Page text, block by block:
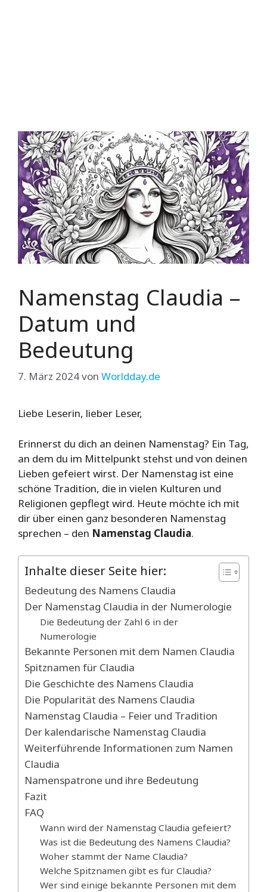
Namenstag Claudia –
Datum und
Bedeutung
7. März 2024von Worldday.de
Liebe Leserin, lieber Leser,
Erinnerst du dich an deinen Namenstag? Ein Tag,
an dem du im Mittelpunkt stehst und von deinen
Lieben gefeiert wirst. Der Namenstag ist eine
schöne Tradition, die in vielen Kulturen und
Religionen gepflegt wird. Heute möchte ich mit
dir über einen ganz besonderen Namenstag
sprechen – den Namenstag Claudia.
Inhalte dieser Seite hier:
Bedeutung des Namens Claudia
Der Namenstag Claudia in der Numerologie
Die Bedeutung der Zahl 6 in der
Numerologie
Bekannte Personen mit dem Namen Claudia
Spitznamen für Claudia
Die Geschichte des Namens Claudia
Die Popularität des Namens Claudia
Namenstag Claudia – Feier und Tradition
Der kalendarische Namenstag Claudia
Weiterführende Informationen zum Namen
Claudia
Namenspatrone und ihre Bedeutung
Fazit
FAQ
Wann wird der Namenstag Claudia gefeiert?
Was ist die Bedeutung des Namens Claudia?
Woher stammt der Name Claudia?
Welche Spitznamen gibt es für Claudia?
Wer sind einige bekannte Personen mit dem